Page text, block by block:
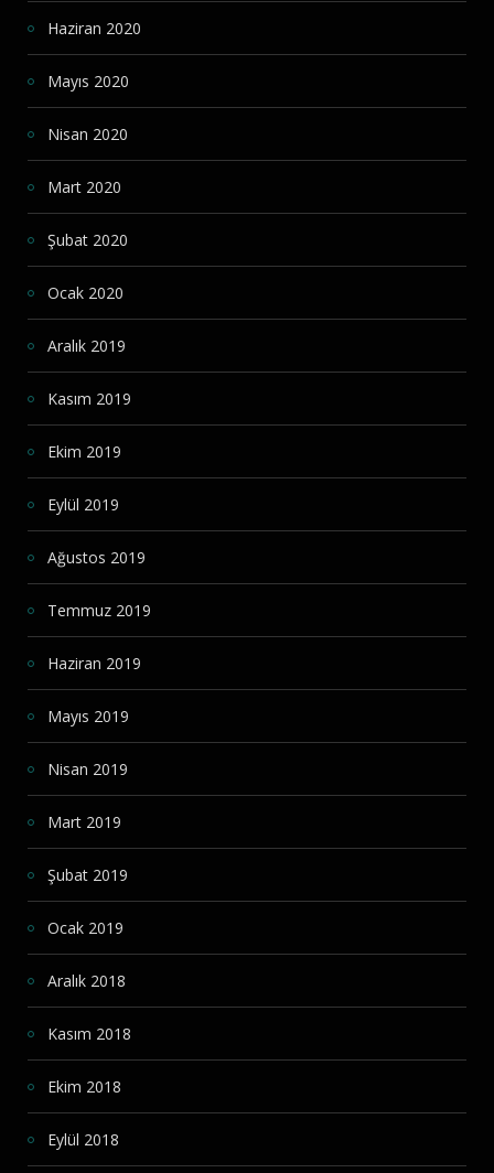
Haziran 2020
Mayıs 2020
Nisan 2020
Mart 2020
Şubat 2020
Ocak 2020
Aralık 2019
Kasım 2019
Ekim 2019
Eylül 2019
Ağustos 2019
Temmuz 2019
Haziran 2019
Mayıs 2019
Nisan 2019
Mart 2019
Şubat 2019
Ocak 2019
Aralık 2018
Kasım 2018
Ekim 2018
Eylül 2018